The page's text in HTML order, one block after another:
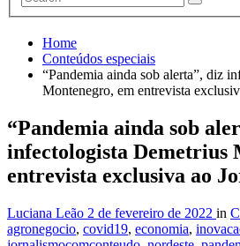
Home
Conteúdos especiais
“Pandemia ainda sob alerta”, diz
Montenegro, em entrevista
“Pandemia ainda sob
infectologista Demetrius
entrevista exclusiva ao
Luciana Leão 2 de fevereiro de 2022 in
agronegocio, covid19, economia,